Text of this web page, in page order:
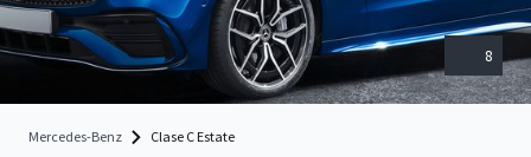
8
Mercedes-Benz Clase C Estate